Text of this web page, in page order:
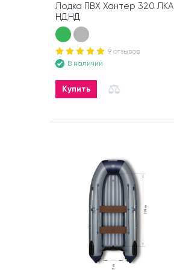
Лодка ПВХ Хантер 320 ЛКА
НДНД
9 отзывов
В наличии
Купить